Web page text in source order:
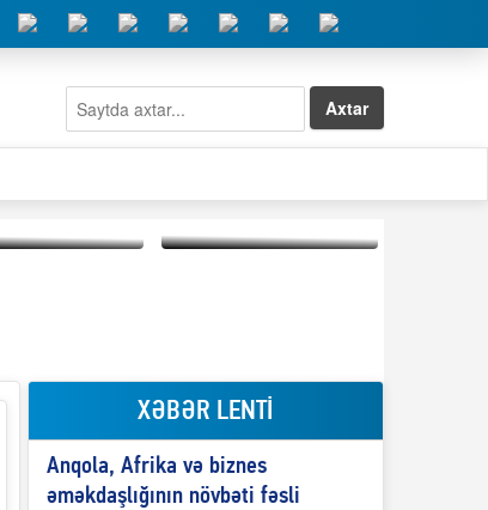
Axtar
XƏBƏR LENTİ
Anqola, Afrika və biznes
əməkdaşlığının növbəti fəsli